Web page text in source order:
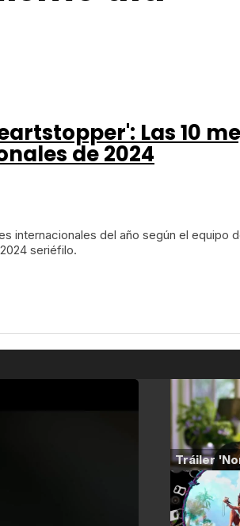
Las 10
de 2024
internacionales del año según el equipo
seriéfilo.